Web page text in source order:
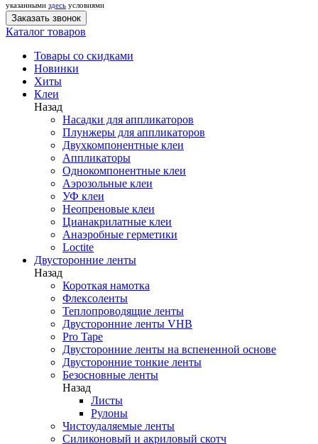
указанными здесь условиями
Каталог товаров
Товары со скидками
Новинки
Хиты
Клеи
Назад
Насадки для аппликаторов
Плунжеры для аппликаторов
Двухкомпонентные клеи
Аппликаторы
Однокомпонентные клеи
Аэрозольные клеи
УФ клеи
Неопреновые клеи
Цианакрилатные клеи
Анаэробные герметики
Loctite
Двусторонние ленты
Назад
Короткая намотка
Флексоленты
Теплопроводящие ленты
Двусторонние ленты VHB
Pro Tape
Двусторонние ленты на вспененной основе
Двусторонние тонкие ленты
Безосновные ленты
Назад
Листы
Рулоны
Чистоудаляемые ленты
Силиконовый и акриловый скотч